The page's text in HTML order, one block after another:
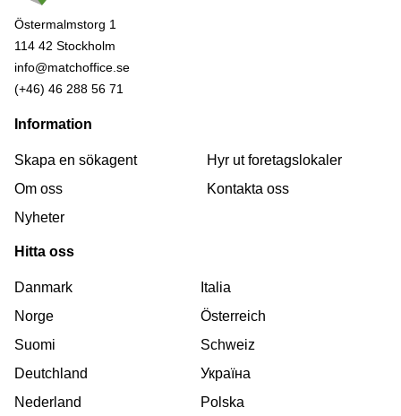
Östermalmstorg 1
114 42 Stockholm
info@matchoffice.se
(+46) 46 288 56 71
Information
Skapa en sökagent
Om oss
Nyheter
Hyr ut foretagslokaler
Kontakta oss
Hitta oss
Danmark
Norge
Suomi
Deutchland
Nederland
Italia
Österreich
Schweiz
Україна
Polska